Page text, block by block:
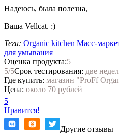
Надеюсь, была полезна,
Ваша Vellcat. :)
Теги: Organic kitchen Масс-
для умывания
Оценка продукта:5
5/5Срок тестирования: две
Где купить: магазин "ProFf
Цена: около 70 рублей
5
Нравится!
Другие отзывы